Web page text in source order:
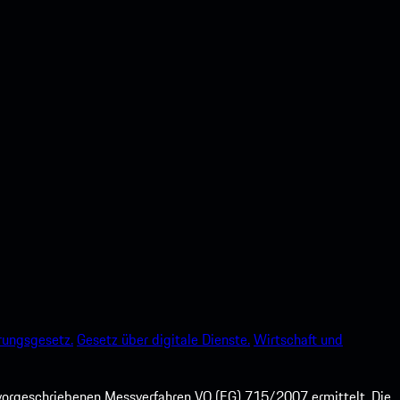
Gesetz über digitale Dienste.Wirtschaft und